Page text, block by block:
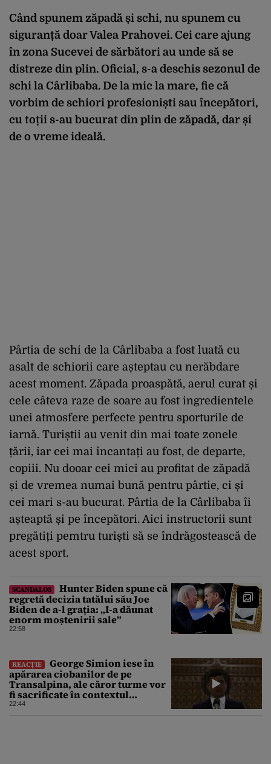
Când spunem zăpadă și schi, nu spunem cu
siguranță doar Valea Prahovei. Cei care ajung
în zona Sucevei de sărbători au unde să se
distreze din plin. Oficial, s-a deschis sezonul de
schi la Cârlibaba. De la mic la mare, fie că
vorbim de schiori profesioniști sau începători,
cu toții s-au bucurat din plin de zăpadă, dar și
de o vreme ideală.
Pârtia de schi de la Cârlibaba a fost luată cu
asalt de schiorii care așteptau cu nerăbdare
acest moment. Zăpada proaspătă, aerul curat și
cele câteva raze de soare au fost ingredientele
unei atmosfere perfecte pentru sporturile de
iarnă. Turiștii au venit din mai toate zonele
țării, iar cei mai încantați au fost, de departe,
copiii. Nu dooar cei mici au profitat de zăpadă
și de vremea numai bună pentru pârtie, ci și
cei mari s-au bucurat. Pârtia de la Cârlibaba îi
așteaptă și pe începători. Aici instructorii sunt
pregătiți pemtru turiști să se îndrăgostească de
acest sport.
SCANDALOS
Hunter Biden spune că
regretă decizia tatălui său Joe
Biden de a-l grația: „I-a dăunat
enorm moștenirii sale”
22:58
REACȚIE
George Simion iese în
apărarea ciobanilor de pe
Transalpina, ale căror turme vor
fi sacrificate în contextul
focarului de variolă ovină
22:44